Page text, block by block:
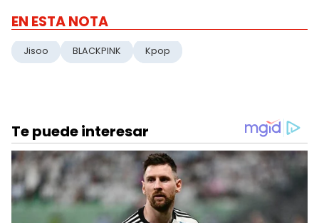
EN ESTA NOTA
Jisoo BLACKPINK Kpop